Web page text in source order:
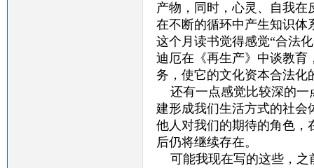
产物，同时，心灵、自我在
在不断的循环中产生知识体
这个月读书觉得感觉“合法
迪厄在《再生产》中谈教育
务，使它的文化资本合法化
还有一点感觉比较深的一
建形成我们生活方式的社会
他人对我们的期待的角色，
后仍将继续存在。
可能我现在写的这些，之